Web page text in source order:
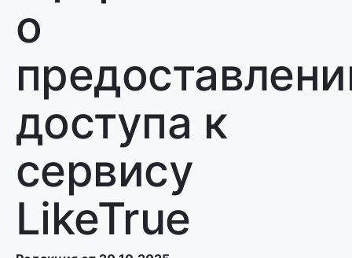
о
доступа к
сервису
LikeTrue